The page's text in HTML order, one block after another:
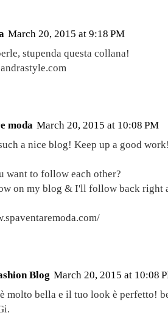
March 20, 2015 at 9:18 PM
stupenda questa collana!
moda March 20, 2015 at 10:08 PM
a nice blog! Keep up a good
want to follow each other?
on my blog & I'll follow back right
Blog March 20, 2015 at 10:08
molto bella e il tuo look è perfetto!